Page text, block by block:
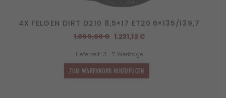
4X FELGEN DIRT D210 8,5×17 ET20 6×135/139,7
1.399,00€ Ursprünglicher
war:
1.399,00 €
1.231,12 €Aktueller
Lieferzeit: 3 - 7 Werktage
ZUM WARENKORB HINZUFÜGEN